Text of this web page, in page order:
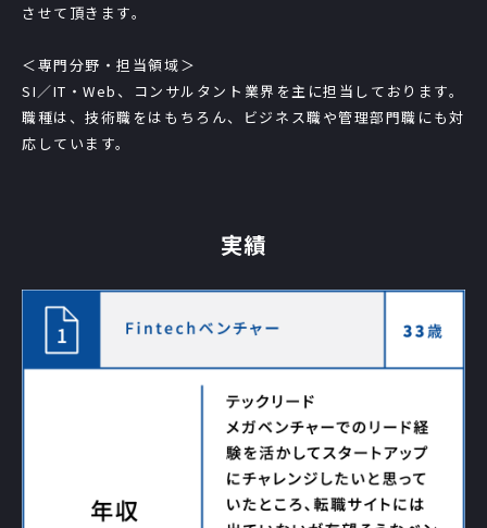
させて頂きます。
＜専門分野・担当領域＞
SI／IT・Web、コンサルタント業界を主に担当しております。
職種は、技術職をはもちろん、ビジネス職や管理部門職にも対
応しています。
実績